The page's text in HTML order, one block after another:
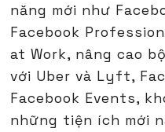
năng mới như
Facebook
at Work, nâng cao
với Uber và Lyft,
Facebook Events,
những tiện ích mới